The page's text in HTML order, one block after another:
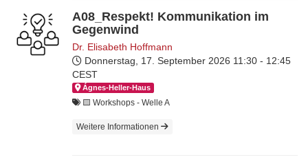
A08_Respekt! Kommunikation im
Gegenwind
Dr. Elisabeth Hoffmann
Donnerstag, 17. September 2026 11:30 - 12:45
CEST
Ágnes-Hel­ler-Haus
🟨​ Workshops - Welle A
Weitere Informationen